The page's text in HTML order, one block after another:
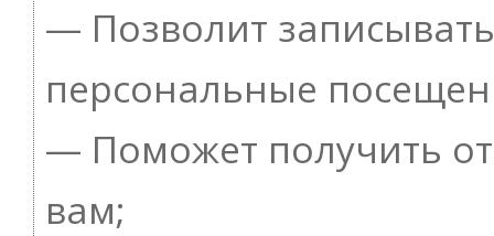
— Позволит
персональные
— Поможет получить
вам;